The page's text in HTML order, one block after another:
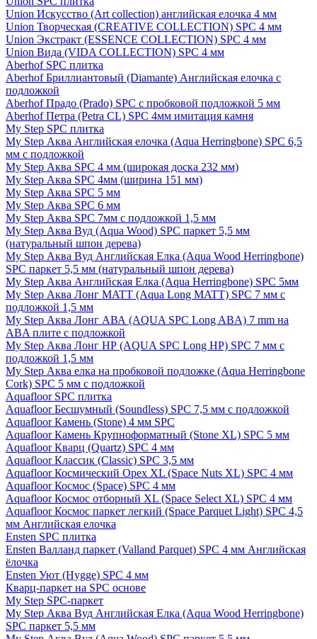
Union Искусство (Art collection) английская елочка 4 мм
Union Творческая (CREATIVE COLLECTION) SPC 4 мм
Union Экстракт (ESSENCE COLLECTION) SPC 4 мм
Union Вида (VIDA COLLECTION) SPC 4 мм
Aberhof SPC плитка
Aberhof Бриллиантовый (Diamante) Английская елочка с
подложкой
Aberhof Прадо (Prado) SPC с пробковой подложкой 5 мм
Aberhof Петра (Petra CL) SPC 4мм имитация камня
My Step SPC плитка
My Step Аква Английская елочка (Aqua Herringbone) SPC 6,5
мм с подложкой
My Step Аква SPC 4 мм (широкая доска 232 мм)
My Step Аква SPC 4мм (ширина 151 мм)
My Step Аква SPC 5 мм
My Step Аква SPC 6 мм
My Step Аква SPC 7мм c подложкой 1,5 мм
My Step Аква Вуд (Aqua Wood) SPC паркет 5,5 мм
(натуральный шпон дерева)
My Step Аква Вуд Английская Елка (Aqua Wood Herringbone)
SPC паркет 5,5 мм (натуральный шпон дерева)
My Step Аква Английская Елка (Aqua Herringbone) SPC 5мм
My Step Аква Лонг MATT (Aqua Long MATT) SPC 7 мм с
подложкой 1,5 мм
My Step Аква Лонг АВА (AQUA SPC Long ABA) 7 mm на
ABA плите с подложкой
My Step Аква Лонг НР (AQUA SPC Long HP) SPC 7 мм с
подложкой 1,5 мм
My Step Аква елка на пробковой подложке (Aqua Herringbone
Cork) SPC 5 мм с подложкой
Aquafloor SPC плитка
Aquafloor Бесшумный (Soundless) SPC 7,5 мм с подложкой
Aquafloor Камень (Stone) 4 мм SPC
Aquafloor Камень Крупноформатный (Stone XL) SPC 5 мм
Aquafloor Кварц (Quartz) SPC 4 мм
Aquafloor Классик (Classic) SPC 3,5 мм
Aquafloor Космический Орех XL (Space Nuts XL) SPC 4 мм
Aquafloor Космос (Space) SPC 4 мм
Aquafloor Космос отборный XL (Space Select XL) SPC 4 мм
Aquafloor Космос паркет легкий (Space Parquet Light) SPC 4,5
мм Английская елочка
Ensten SPC плитка
Ensten Валланд паркет (Valland Parquet) SPC 4 мм Английская
ёлочка
Ensten Уют (Hygge) SPC 4 мм
Кварц-паркет на SPC основе
My Step SPC-паркет
My Step Аква Вуд Английская Елка (Aqua Wood Herringbone)
SPC паркет 5,5 мм